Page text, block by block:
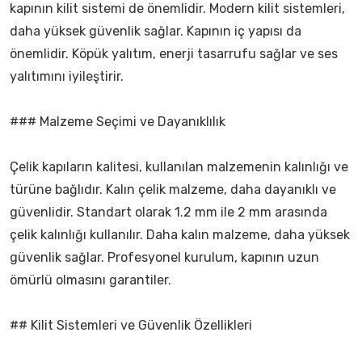
kapının kilit sistemi de önemlidir. Modern kilit sistemleri,
daha yüksek güvenlik sağlar. Kapının iç yapısı da
önemlidir. Köpük yalıtım, enerji tasarrufu sağlar ve ses
yalıtımını iyileştirir.
### Malzeme Seçimi ve Dayanıklılık
Çelik kapıların kalitesi, kullanılan malzemenin kalınlığı ve
türüne bağlıdır. Kalın çelik malzeme, daha dayanıklı ve
güvenlidir. Standart olarak 1.2 mm ile 2 mm arasında
çelik kalınlığı kullanılır. Daha kalın malzeme, daha yüksek
güvenlik sağlar. Profesyonel kurulum, kapının uzun
ömürlü olmasını garantiler.
## Kilit Sistemleri ve Güvenlik Özellikleri